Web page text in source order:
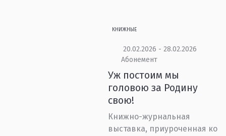
КНИЖНЫЕ
20.02.2026 - 28.02.2026
Абонемент
Уж постоим мы
головою за Родину
свою!
Книжно-журнальная
выставка, приуроченная ко